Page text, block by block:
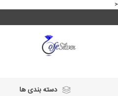
<
دسته بندی ها